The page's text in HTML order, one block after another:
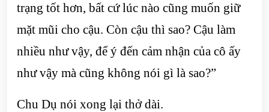
trạng tốt hơn, bất cứ lúc nào cũng muốn giữ
mặt mũi cho cậu. Còn cậu thì sao? Cậu làm
nhiều như vậy, để ý đến cảm nhận của cô ấy
như vậy mà cũng không nói gì là sao?”
Chu Dụ nói xong lại thở dài.